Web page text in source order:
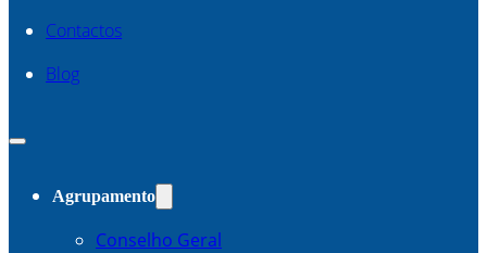
Contactos
Blog
Agrupamento
Conselho Geral